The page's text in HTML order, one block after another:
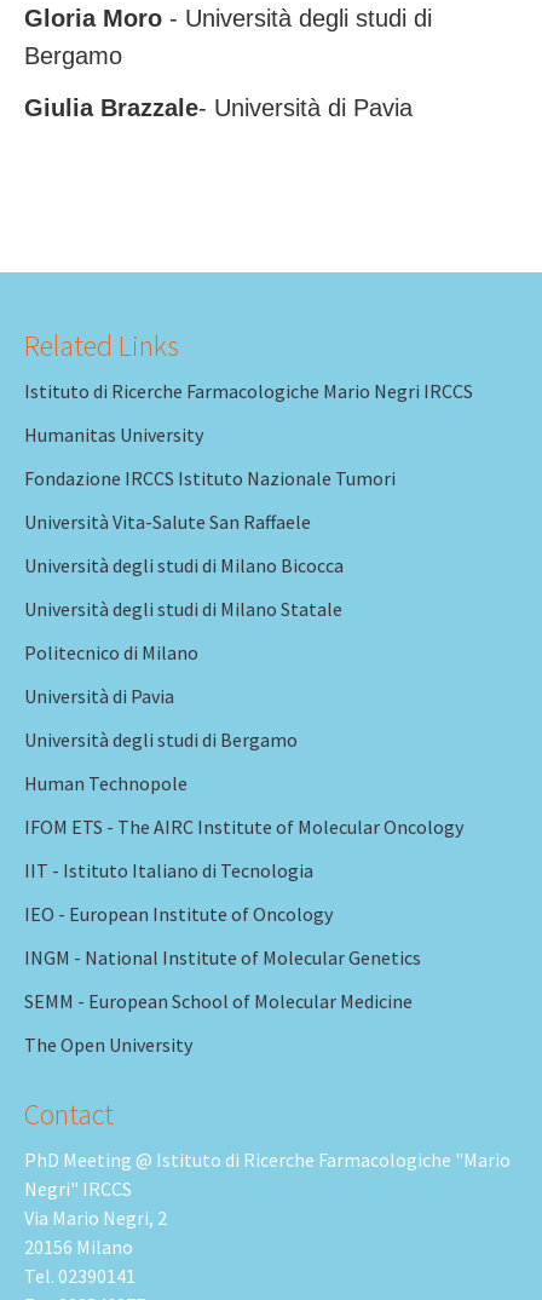
Gloria Moro - Università degli studi di
Bergamo
Giulia Brazzale- Università di Pavia
Related Links
Istituto di Ricerche Farmacologiche Mario Negri IRCCS
Humanitas University
Fondazione IRCCS Istituto Nazionale Tumori
Università Vita-Salute San Raffaele
Università degli studi di Milano Bicocca
Università degli studi di Milano Statale
Politecnico di Milano
Università di Pavia
Università degli studi di Bergamo
Human Technopole
IFOM ETS - The AIRC Institute of Molecular Oncology
IIT - Istituto Italiano di Tecnologia
IEO - European Institute of Oncology
INGM - National Institute of Molecular Genetics
SEMM - European School of Molecular Medicine
The Open University
Contact
PhD Meeting @ Istituto di Ricerche Farmacologiche "Mario
Negri" IRCCS
Via Mario Negri, 2
20156 Milano
Tel. 02390141